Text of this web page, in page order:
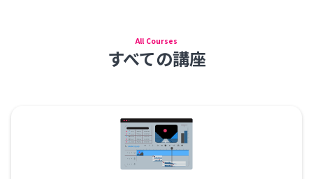
All Courses
すべての講座